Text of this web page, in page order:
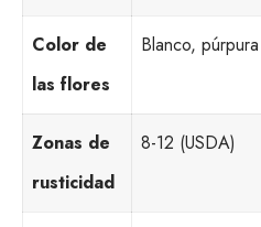
Color de
las flores
Blanco, púrpura
Zonas de
rusticidad
8-12 (USDA)